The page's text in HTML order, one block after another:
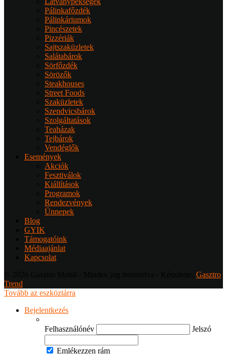
Pálinkafőzdék
Pálinkáriumok
Pincészetek
Pizzériák
Sajtszaküzletek
Salátabárok
Sörfőzdék
Sörözők
Steakhouses
Street Foods
Szaküzletek
Szendvicsbárok
Szolgáltatások
Teaházak
Tejbárok
Vendéglők
Események
Akciók
Fesztiválok
Kiállítások
Programok
Rendezvények
Ünnepek
Blog
GYIK
Támogatóink
Médiaajánlat
Kapcsolat
Gasztro
Trend
Tovább az eszköztárra
Bejelentkezés
Felhasználónév Jelszó
Emlékezzen rám